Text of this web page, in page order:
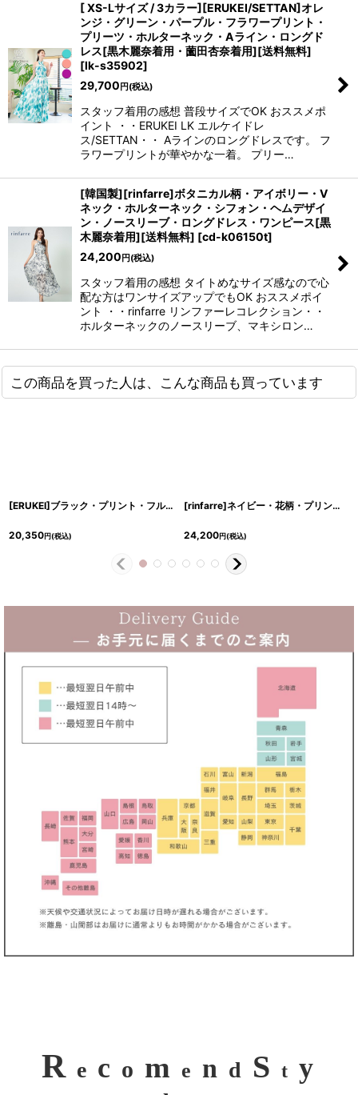
[ XS-Lサイズ / 3カラー][ERUKEI/SETTAN]オレ
ンジ・グリーン・パープル・フラワープリント・
プリーツ・ホルターネック・Aライン・ロングド
レス[黒木麗奈着用・薗田杏奈着用][送料無料]
[lk-s35902]
29,700 円 (税込)
スタッフ着用の感想 普段サイズでOK おススメポ
イント ・・ERUKEI LK エルケイドレ
ス/SETTAN・・ Aラインのロングドレスです。 フ
ラワープリントが華やかな一着。 プリー…
[韓国製][rinfarre]ボタニカル柄・アイボリー・V
ネック・ホルターネック・シフォン・ヘムデザイ
ン・ノースリーブ・ロングドレス・ワンピース[黒
木麗奈着用][送料無料] [cd-k06150t]
24,200 円 (税込)
スタッフ着用の感想 タイトめなサイズ感なので心
配な方はワンサイズアップでもOK おススメポイ
ント ・・rinfarre リンファーレコレクション・・
ホルターネックのノースリーブ、マキシロン…
この商品を買った人は、こんな商品も買っています
[ERUKEI]ブラック・プリント・フルーツ柄・Aライン・ノースリーブ・ミディアムワンピース・ドレス[黒木麗奈着用][送料無料]
20,350円(税込)
[rinfarre]ネイビー・花柄・プリント・Vネック・ホルターネック・シフォン・ヘムデザイン・ノースリーブ・ロングドレス・ワンピース[黒木麗奈着用][送料無料]
24,200円(税込)
R e c o m e n d S t y